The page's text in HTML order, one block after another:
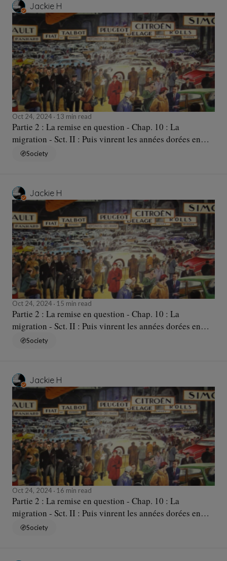
Jackie H
Oct 24, 2024 13 min read
Partie 2 : La remise en question - Chap. 10 : La
migration - Sct. II : Puis vinrent les années dorées en
Europe... - Sqc. c : Des vagues successives
Society
Jackie H
Oct 24, 2024 15 min read
Partie 2 : La remise en question - Chap. 10 : La
migration - Sct. II : Puis vinrent les années dorées en
Europe... - Sqc. b : Des pays qui s'en mêlent
Society
Jackie H
Oct 24, 2024 16 min read
Partie 2 : La remise en question - Chap. 10 : La
migration - Sct. II : Puis vinrent les années dorées en
Europe... - Sqc. a : Attirés puis piégés...
Society